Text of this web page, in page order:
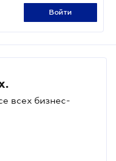
войти
всех бизнес-